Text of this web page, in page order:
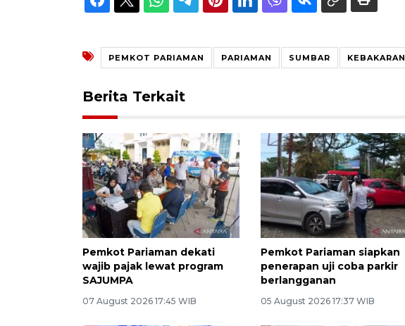
PEMKOT PARIAMAN PARIAMAN SUMBAR KEBAKARAN
Berita Terkait
Pemkot Pariaman dekati
wajib pajak lewat program
SAJUMPA
07 August 2026 17:45 WIB
Pemkot Pariaman siapkan
penerapan uji coba parkir
berlangganan
05 August 2026 17:37 WIB